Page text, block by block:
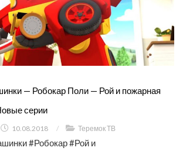
— Робокар Поли — Рой и пожарная
серии
10.08.2018 / Теремок ТВ
#Робокар #Рой и